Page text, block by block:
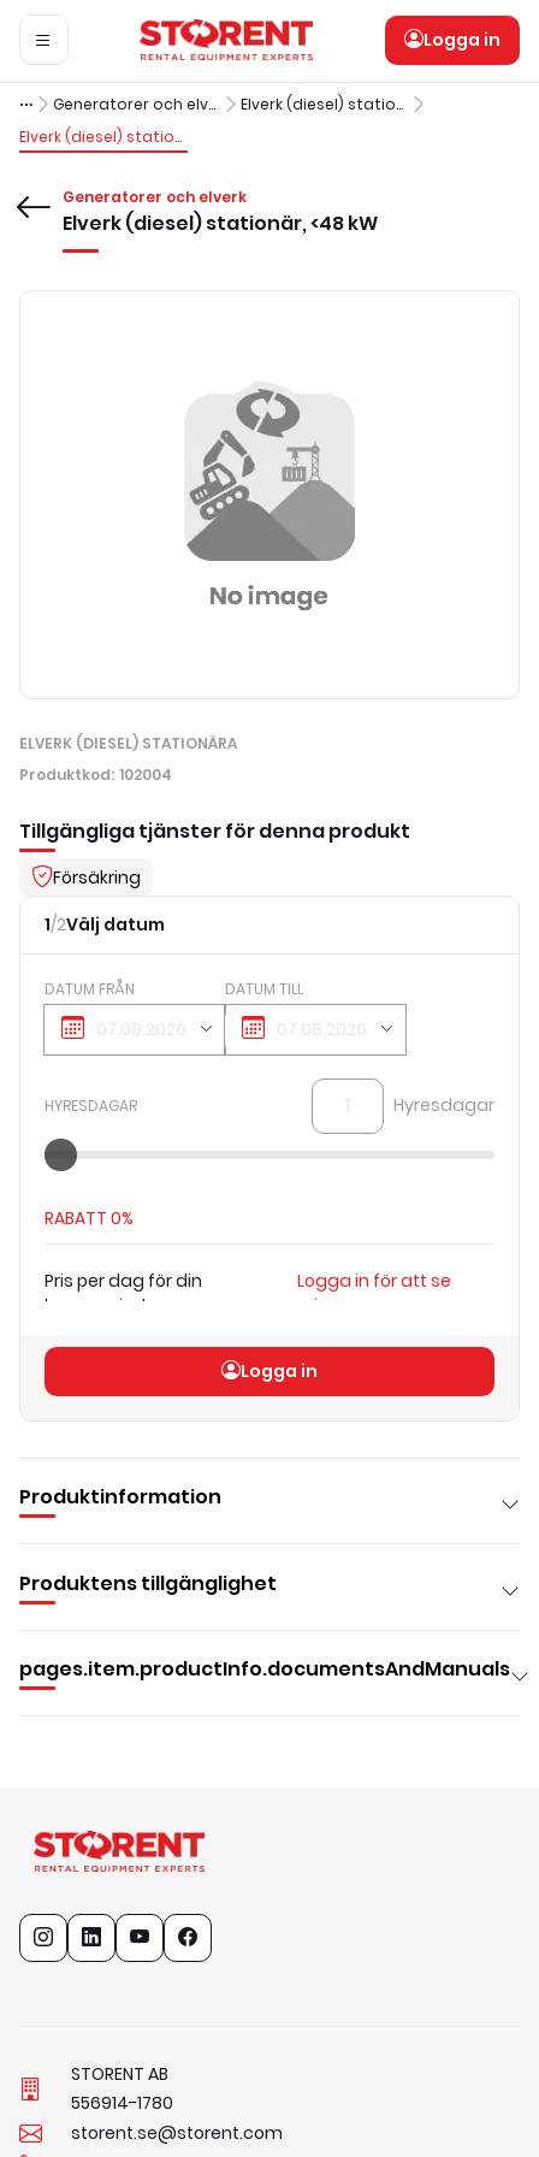
Logga in
Generatorer och elverk
Elverk (diesel) stationära
Elverk (diesel) stationär, <48 kW
Generatorer och elverk
Elverk (diesel) stationär, <48 kW
ELVERK (DIESEL) STATIONÄRA
Produktkod: 102004
Tillgängliga tjänster för denna produkt
Försäkring
1/2Välj datum
DATUM FRÅN DATUM TILL
HYRESDAGAR Hyresdagar
RABATT 0%
Pris per dag för din
hyresperiod
Logga in för att se
priser
exkl. moms) Logga in för att se priser
Logga in
Produktinformation
Produktens tillgänglighet
pages.item.productInfo.documentsAndManuals
STORENT AB
556914-1780
storent.se@storent.com